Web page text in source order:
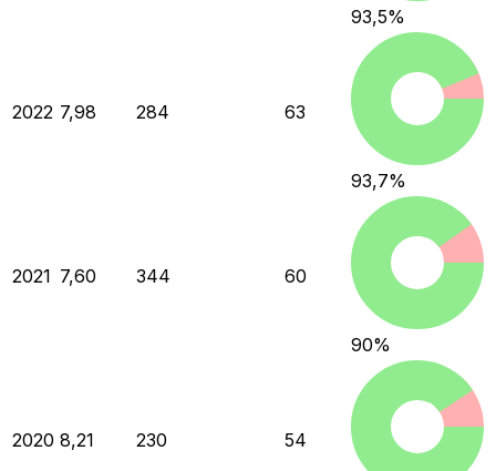
93,5%
2022 7,98 284 63
93,7%
2021 7,60 344 60
90%
2020 8,21 230 54